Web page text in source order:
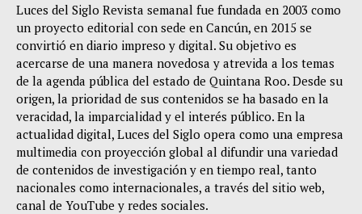
Luces del Siglo Revista semanal fue fundada en 2003 como
un proyecto editorial con sede en Cancún, en 2015 se
convirtió en diario impreso y digital. Su objetivo es
acercarse de una manera novedosa y atrevida a los temas
de la agenda pública del estado de Quintana Roo. Desde su
origen, la prioridad de sus contenidos se ha basado en la
veracidad, la imparcialidad y el interés público. En la
actualidad digital, Luces del Siglo opera como una empresa
multimedia con proyección global al difundir una variedad
de contenidos de investigación y en tiempo real, tanto
nacionales como internacionales, a través del sitio web,
canal de YouTube y redes sociales.